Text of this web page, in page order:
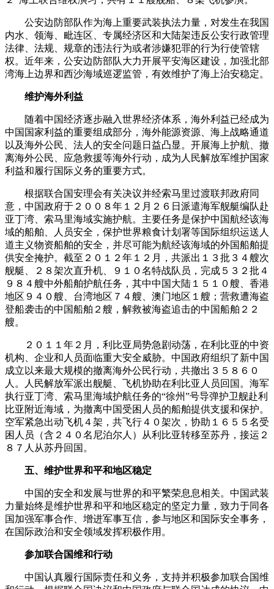
公安边防部队作为海上重要武装执法力量，对发生在我国
内水、领海、毗连区、专属经济区和大陆架违反公安行政管理
法律、法规、规章的违法行为或者涉嫌犯罪的行为行使管辖
权。近年来，公安边防部队大力开展平安海区建设，加强北部
湾海上边界和西沙海域巡逻监管，有效维护了海上治安稳定。
维护海外利益
随着中国经济逐步融入世界经济体系，海外利益已经成为
中国国家利益的重要组成部分，海外能源资源、海上战略通道
以及海外公民、法人的安全问题日益凸显。开展海上护航、撤
离海外公民、应急救援等海外行动，成为人民解放军维护国家
利益和履行国际义务的重要方式。
根据联合国安理会有关决议并经索马里过渡联邦政府同
意，中国政府于２００８年１２月２６日派遣海军舰艇编队赴
亚丁湾、索马里海域实施护航。主要任务是保护中国航经该海
域的船舶、人员安全，保护世界粮食计划署等国际组织运送人
道主义物资船舶的安全，并尽可能为航经该海域的外国船舶提
供安全掩护。截至２０１２年１２月，共派出１３批３４艘次
舰艇、２８架次直升机、９１０名特战队员，完成５３２批４
９８４艘中外船舶护航任务，其中中国大陆１５１０艘、香港
地区９４０艘、台湾地区７４艘、澳门地区１艘；营救遭海盗
登船袭击的中国船舶２艘，解救被海盗追击的中国船舶２２
艘。
２０１１年２月，利比亚局势急剧动荡，在利比亚的中资
机构、企业和人员面临重大安全威胁。中国政府组织了新中国
成立以来最大规模的撤离海外公民行动，共撤出３５８６０
人。人民解放军派出舰艇、飞机协助在利比亚人员回国。海军
执行亚丁湾、索马里海域护航任务的“徐州”号导弹护卫舰赴利
比亚附近海域，为撤离中国受困人员的船舶提供支援和保护。
空军紧急出动飞机４架，共飞行４０架次，协助１６５５名受
困人员（含２４０名尼泊尔人）从利比亚转移至苏丹，接运２
８７人从苏丹回国。
五、维护世界和平和地区稳定
中国的安全和发展与世界的和平繁荣息息相关。中国武装
力量始终是维护世界和平和地区稳定的坚定力量，致力于同各
国加强军事合作、增进军事互信，参与地区和国际安全事务，
在国际政治和安全领域发挥积极作用。
参加联合国维和行动
中国认真履行国际责任和义务，支持并积极参加联合国维